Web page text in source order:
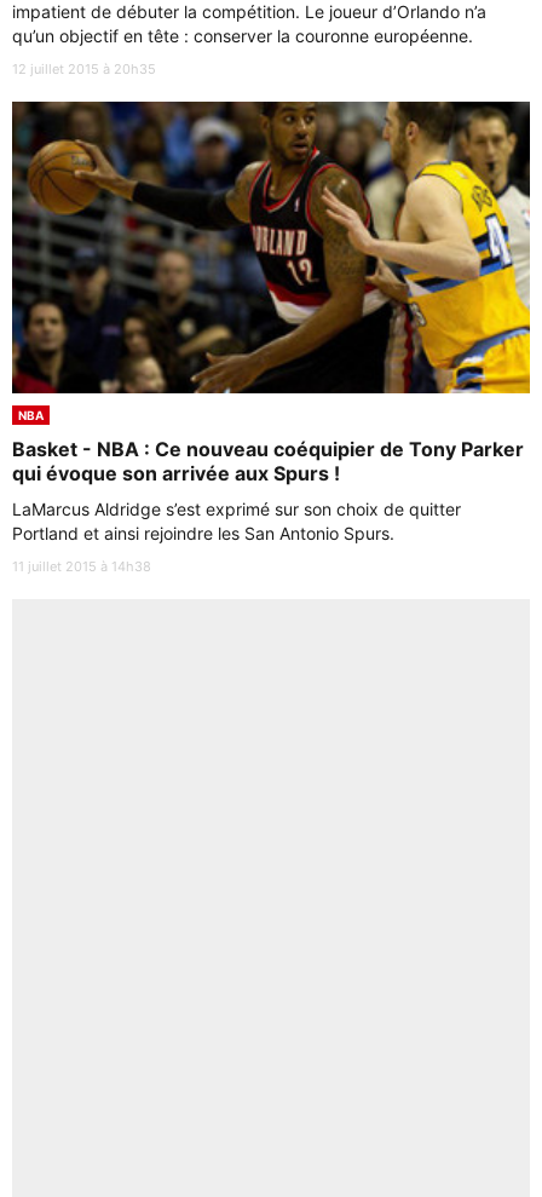
impatient de débuter la compétition. Le joueur d’Orlando n’a
qu’un objectif en tête : conserver la couronne européenne.
12 juillet 2015 à 20h35
NBA
Basket - NBA : Ce nouveau coéquipier de Tony Parker
qui évoque son arrivée aux Spurs !
LaMarcus Aldridge s’est exprimé sur son choix de quitter
Portland et ainsi rejoindre les San Antonio Spurs.
11 juillet 2015 à 14h38